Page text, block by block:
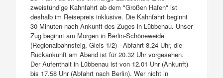
zweistündige Kahnfahrt ab dem "Großen Hafen" ist
deshalb im Reisepreis inklusive. Die Kahnfahrt beginnt
30 Minuten nach Ankunft des Zuges in Lübbenau. Unser
Zug beginnt am Morgen in Berlin-Schöneweide
(Regionalbahnsteig, Gleis 1/2) - Abfahrt 8.24 Uhr, die
Rückankunft am Abend ist für 20.32 Uhr vorgesehen.
Der Aufenthalt in Lübbenau ist von 12.01 Uhr (Ankunft)
bis 17.58 Uhr (Abfahrt nach Berlin). Wer nicht in